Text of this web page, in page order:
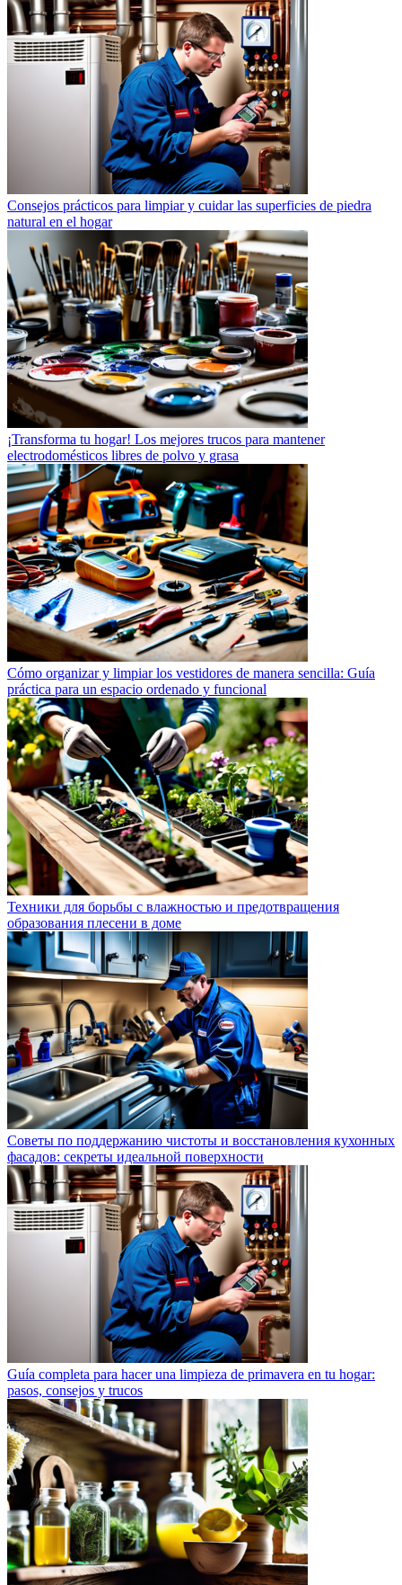
Consejos prácticos para limpiar y cuidar las superficies de piedra
natural en el hogar
¡Transforma tu hogar! Los mejores trucos para mantener
electrodomésticos libres de polvo y grasa
Cómo organizar y limpiar los vestidores de manera sencilla: Guía
práctica para un espacio ordenado y funcional
Техники для борьбы с влажностью и предотвращения
образования плесени в доме
Советы по поддержанию чистоты и восстановления кухонных
фасадов: секреты идеальной поверхности
Guía completa para hacer una limpieza de primavera en tu hogar:
pasos, consejos y trucos